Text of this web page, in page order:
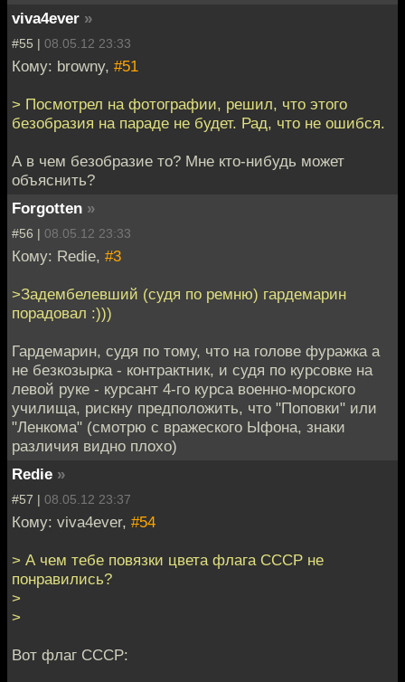
viva4ever »
#55 | 08.05.12 23:33
Кому: browny, #51
> Посмотрел на фотографии, решил, что этого
безобразия на параде не будет. Рад, что не ошибся.
А в чем безобразие то? Мне кто-нибудь может
объяснить?
Forgotten »
#56 | 08.05.12 23:33
Кому: Redie, #3
>Задембелевший (судя по ремню) гардемарин
порадовал :)))
Гардемарин, судя по тому, что на голове фуражка а
не безкозырка - контрактник, и судя по курсовке на
левой руке - курсант 4-го курса военно-морского
училища, рискну предположить, что "Поповки" или
"Ленкома" (смотрю с вражеского Ыфона, знаки
различия видно плохо)
Redie »
#57 | 08.05.12 23:37
Кому: viva4ever, #54
> А чем тебе повязки цвета флага СССР не
понравились?
>
>
Вот флаг СССР: